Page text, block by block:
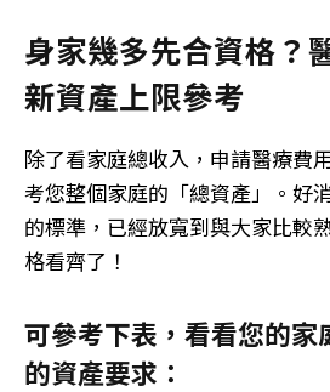
身家幾多先合資格？
新資產上限參考
除了看家庭總收入，申請醫療費
考您整個家庭的「總資產」。好
的標準，已經放寬到與大家比較
格看齊了！
可參考下表，看看您的家
的資產要求：